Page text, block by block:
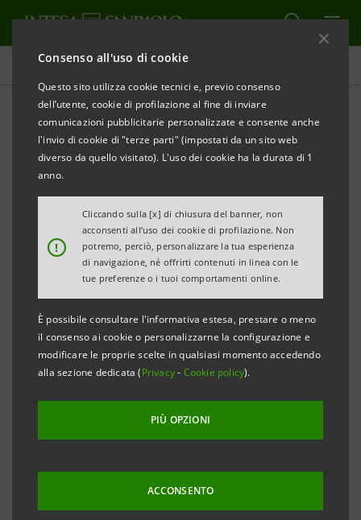
Consenso all'uso di cookie
Questo sito utilizza cookie tecnici e, previo consenso
dell’utente, cookie di profilazione al fine di inviare
comunicazioni pubblicitarie personalizzate e consente anche
l'invio di cookie di "terze parti" (impostati da un sito web
diverso da quello visitato). L'uso dei cookie ha la durata di 1
anno.
!
Cliccando sulla [x] di chiusura del banner, non
acconsenti all’uso dei cookie di profilazione. Non
potremo, perciò, personalizzare la tua esperienza
di navigazione, né offrirti contenuti in linea con le
tue preferenze o i tuoi comportamenti online.
È possibile consultare l'informativa estesa, prestare o meno
il consenso ai cookie o personalizzarne la configurazione e
modificare le proprie scelte in qualsiasi momento accedendo
alla sezione dedicata (Privacy- Cookie policy).
PIÙ OPZIONI
ACCONSENTO
Comunicati stampa
STAMPA AGGIORNA
COMUNICATO STAMPA
POLO DELLA FINANZA D’IMPRESA DEL GRUPPO
INTESA SANPAOLO
OFFERTA INTEGRATA PER INVESTIMENTI STRATEGICI
CRESCITA DIMENSIONALE, INTERNAZIONALIZZAZIONE,
INNOVAZIONE
• 37 miliardi di euro di impieghi, di cui 28 miliardi